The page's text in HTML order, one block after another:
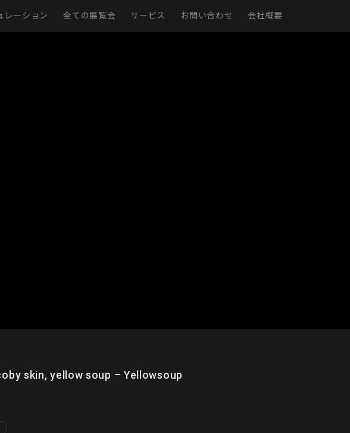
レーション 全ての展覧会 サービス お問い合わせ 会社概要
skin, yellow soup – Yellowsoup